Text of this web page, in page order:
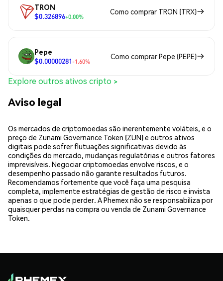
TRON
$0.326896+0.00%
Como comprar TRON (TRX)
Pepe
$0.00000281-1.60%
Como comprar Pepe (PEPE)
Explore outros ativos cripto >
Aviso legal
Os mercados de criptomoedas são inerentemente voláteis, e o
preço de Zunami Governance Token (ZUN) e outros ativos
digitais pode sofrer flutuações significativas devido às
condições do mercado, mudanças regulatórias e outros fatores
imprevisíveis. Negociar criptomoedas envolve riscos, e o
desempenho passado não garante resultados futuros.
Recomendamos fortemente que você faça uma pesquisa
completa, implemente estratégias de gestão de risco e invista
apenas o que pode perder. A Phemex não se responsabiliza por
quaisquer perdas na compra ou venda de Zunami Governance
Token.